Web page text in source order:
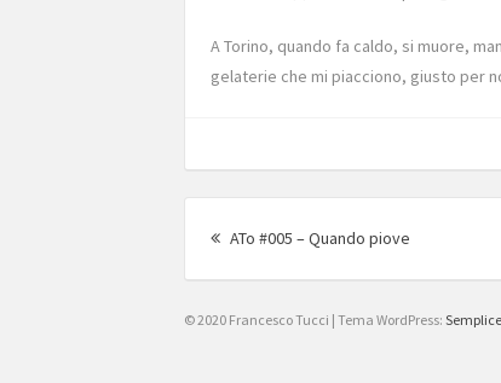
EMBED
A Torino, quando fa caldo, si muore,
gelaterie che mi piacciono, giusto per
articolo
ATo #005 – Quando piove
© 2020 Francesco Tucci | Tema WordPress: